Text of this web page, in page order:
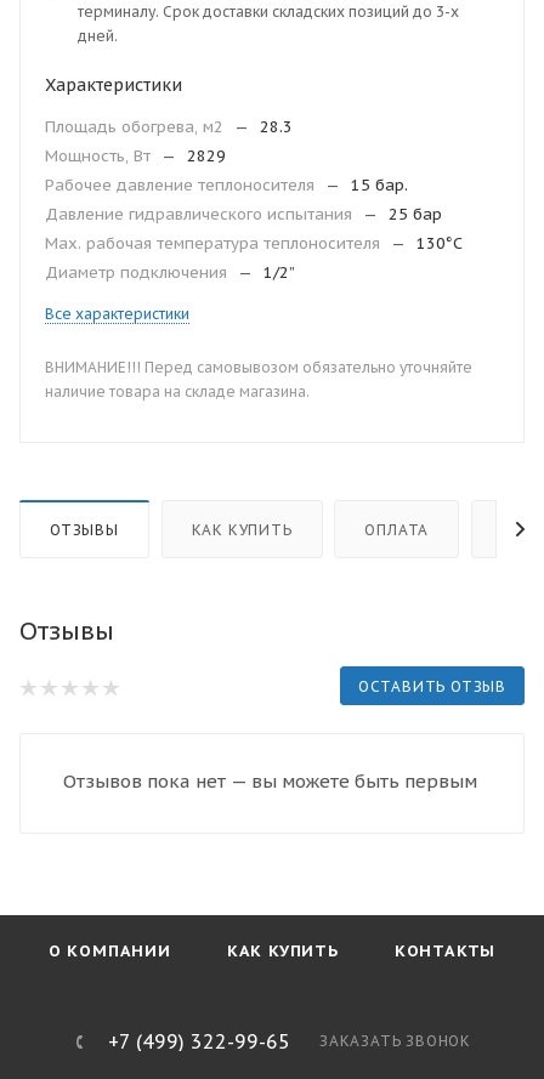
терминалу. Срок доставки складских позиций до 3-х
дней.
Характеристики
Площадь обогрева, м2 —
28.3
Мощность, Вт
—
2829
Рабочее давление теплоносителя
—
15 бар.
Давление гидравлического испытания
—
25 бар
Мax. рабочая температура теплоносителя
—
130°С
Диаметр подключения
— 1/2”
Все характеристики
ВНИМАНИЕ!!! Перед самовывозом обязательно уточняйте
наличие товара на складе магазина.
ОТЗЫВЫ КАК КУПИТЬ ОПЛАТА
Отзывы
ОСТАВИТЬ ОТЗЫВ
Отзывов пока нет — вы можете быть первым
О КОМПАНИИ КАК КУПИТЬ КОНТАКТЫ
+7 (499) 322-99-65 ЗАКАЗАТЬ ЗВОНОК